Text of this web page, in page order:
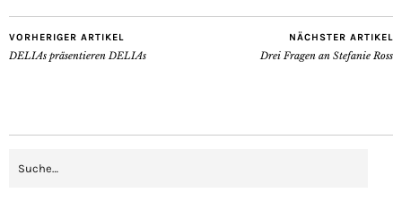
VORHERIGER ARTIKEL
DELIAs präsentieren DELIAs
NÄCHSTER ARTIKEL
Drei Fragen an Stefanie Ross